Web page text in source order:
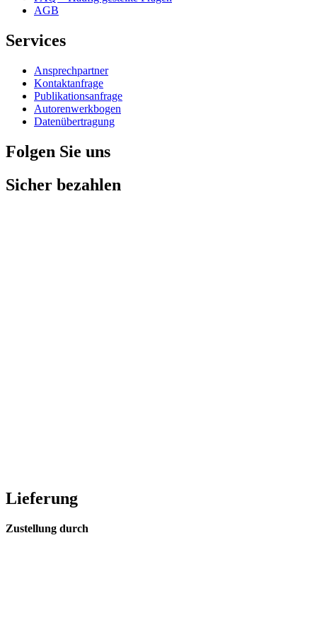
AGB
Services
Ansprechpartner
Kontaktanfrage
Publikationsanfrage
Autorenwerkbogen
Datenübertragung
Folgen Sie uns
Sicher bezahlen
Lieferung
Zustellung durch